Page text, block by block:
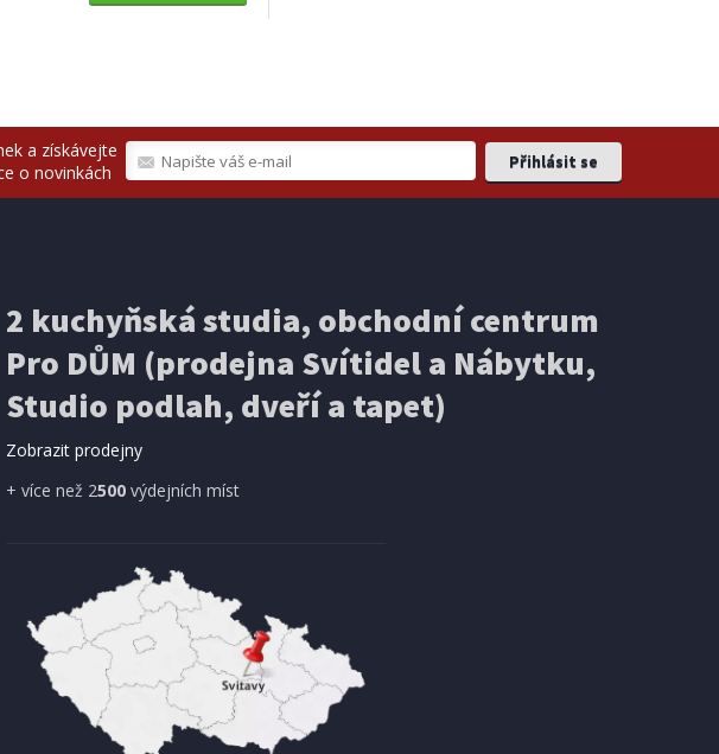
a získávejte
o novinkách
2 kuchyňská studia, obchodní centrum
Pro DŮM (prodejna Svítidel a Nábytku,
Studio podlah, dveří a tapet)
Zobrazit prodejny
+ více než 2500výdejních míst